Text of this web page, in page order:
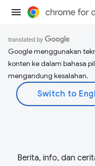
Google menggunakan
konten ke dalam bahasa
mengandung kesalahan.
Berita, info, dan